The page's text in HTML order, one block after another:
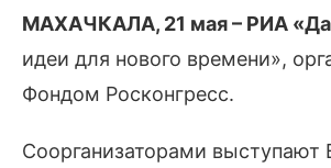
МАХАЧКАЛА, 21 мая – РИА
идеи для нового времени»,
Фондом Росконгресс.
Соорганизаторами